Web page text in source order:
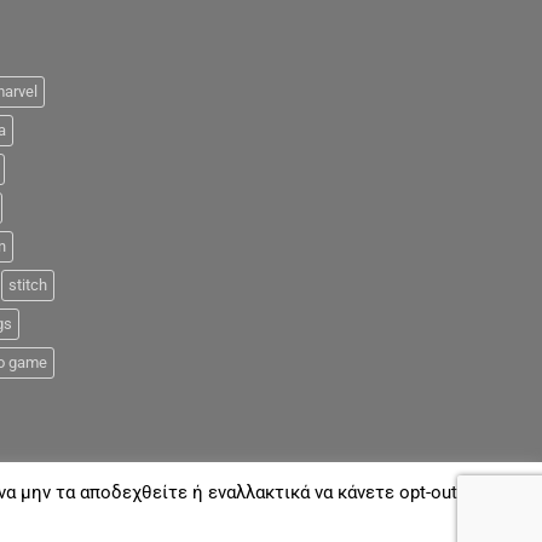
stitch
game
τα αποδεχθείτε ή εναλλακτικά να κάνετε opt-out όποτε